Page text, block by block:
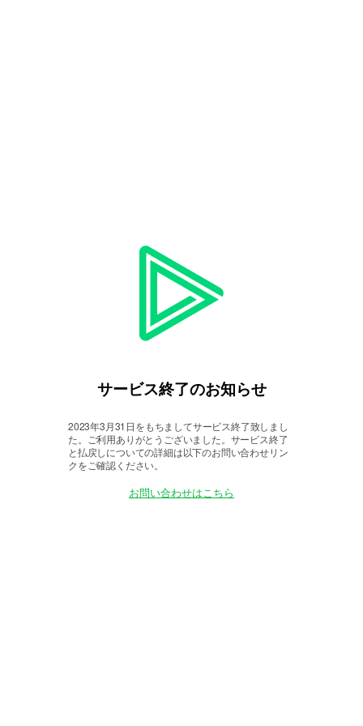
サービス終了のお知らせ
2023年3月31日をもちましてサービス終了致しまし
た。
ご利用ありがとうございました。サービス終了
と払戻しについての詳細は以下のお問い合わせリン
クをご確認ください。
お問い合わせはこちら